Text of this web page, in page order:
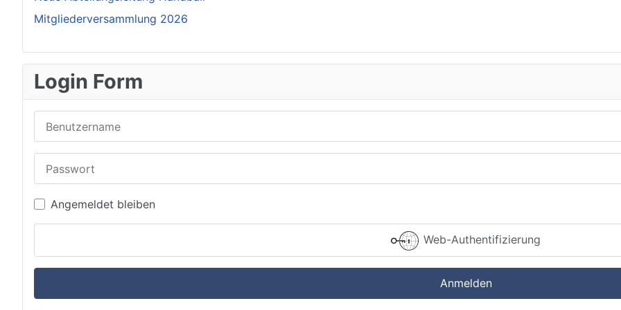
Login Form
Angemeldet bleiben
Web-Authentifizierung
Anmelden
Mitgliederversammlung 2026